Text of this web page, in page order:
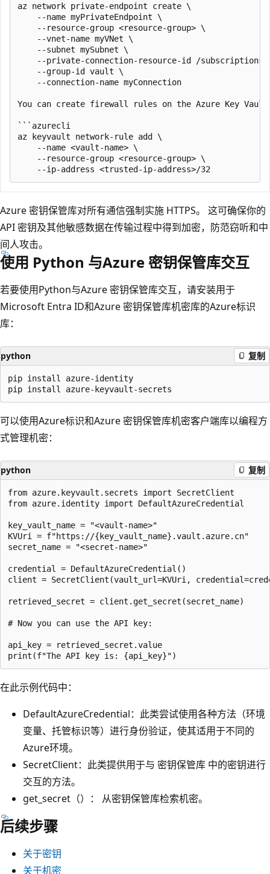
az network private-endpoint create \
    --name myPrivateEndpoint \
    --resource-group <resource-group> \
    --vnet-name myVNet \
    --subnet mySubnet \
--private-connection-resource-id /
    --group-id vault \
    --connection-name myConnection
You can create firewall rules on the Azure Key
```azurecli
az keyvault network-rule add \
    --name <vault-name> \
    --resource-group <resource-group> \
Azure 密钥保管库对所有通信强制实施 HTTPS。 这可确保你的
API 密钥及其他敏感数据在传输过程中得到加密，防范窃听和中
间人攻击。
使用 Python 与Azure 密钥保管库交互
若要使用Python与Azure 密钥保管库交互，请安装用于
Microsoft Entra ID和Azure 密钥保管库机密库的Azure标识
库：
python 复制
pip install azure-identity
可以使用Azure标识和Azure 密钥保管库机密客户端库以编程方
式管理机密：
python 复制
from azure.keyvault.secrets import SecretClient
from azure.identity import DefaultAzureCredential
key_vault_name = "<vault-name>"
KVUri = f"https://{key_vault_name}.vault.azure.cn"
secret_name = "<secret-name>"
credential = DefaultAzureCredential()
client = SecretClient(vault_url=KVUri,
retrieved_secret = client.get_secret(secret_name)
# Now you can use the API key:
api_key = retrieved_secret.value
在此示例代码中：
DefaultAzureCredential：此类尝试使用各种方法（环境
变量、托管标识等）进行身份验证，使其适用于不同的
Azure环境。
SecretClient：此类提供用于与 密钥保管库 中的密钥进行
交互的方法。
get_secret（）： 从密钥保管库检索机密。
后续步骤
关于密钥
关于机密